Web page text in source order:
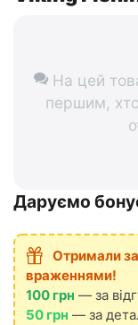
На цей
першим,
Даруємо
Отримали
враженнями!
100 грн — за
50 грн — за